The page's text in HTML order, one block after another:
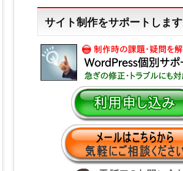
サイト制作をサポートします